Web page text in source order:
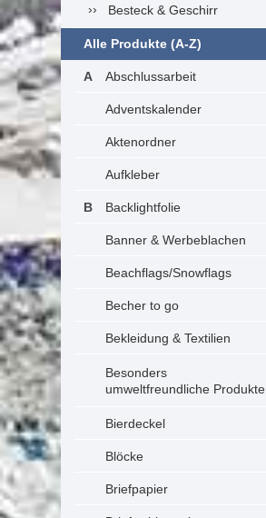
Besteck & Geschirr
Alle Produkte (A-Z)
Abschlussarbeit
Adventskalender
Aktenordner
Aufkleber
Backlightfolie
Banner & Werbeblachen
Beachflags/Snowflags
Becher to go
Bekleidung & Textilien
Besonders
umweltfreundliche Produkte
Bierdeckel
Blöcke
Briefpapier